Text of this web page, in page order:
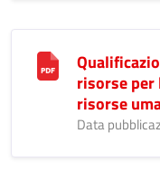
risorse
risorse
Data